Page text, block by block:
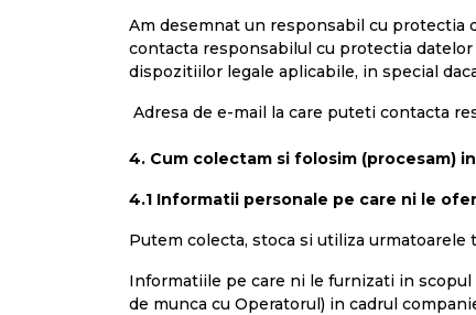
Am desemnat un responsabil cu protectia
contacta responsabilul cu protectia
dispozitiilor legale aplicabile, in special
Adresa de e-mail la care puteti contacta
4. Cum colectam si folosim (procesam)
4.1 Informatii personale pe care ni le
Putem colecta, stoca si utiliza urmatoarele
Informatiile pe care ni le furnizati in
de munca cu Operatorul) in cadrul